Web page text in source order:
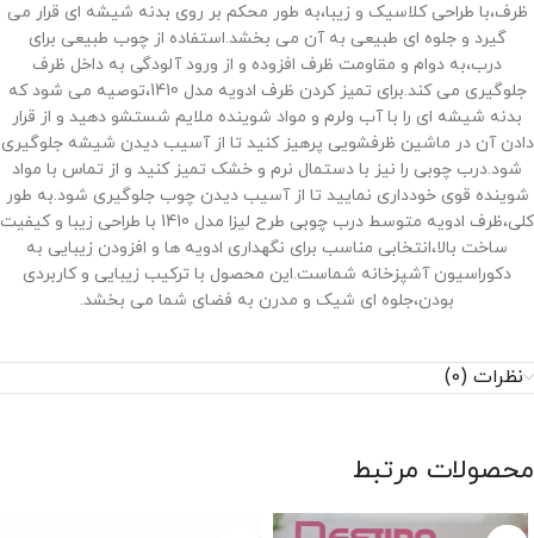
ظرف،با طراحی کلاسیک و زیبا،به طور محکم بر روی بدنه شیشه ‌ای قرار می
‌گیرد و جلوه ‌ای طبیعی به آن می ‌بخشد.استفاده از چوب طبیعی برای
درب،به دوام و مقاومت ظرف افزوده و از ورود آلودگی به داخل ظرف
جلوگیری می‌ کند.برای تمیز کردن ظرف ادویه مدل 1410،توصیه می ‌شود که
بدنه شیشه ‌ای را با آب ولرم و مواد شوینده ملایم شستشو دهید و از قرار
دادن آن در ماشین ظرفشویی پرهیز کنید تا از آسیب دیدن شیشه جلوگیری
شود.درب چوبی را نیز با دستمال نرم و خشک تمیز کنید و از تماس با مواد
شوینده قوی خودداری نمایید تا از آسیب دیدن چوب جلوگیری شود.به طور
کلی،ظرف ادویه متوسط درب چوبی طرح لیزا مدل 1410 با طراحی زیبا و کیفیت
ساخت بالا،انتخابی مناسب برای نگهداری ادویه ‌ها و افزودن زیبایی به
دکوراسیون آشپزخانه شماست.این محصول با ترکیب زیبایی و کاربردی
بودن،جلوه ‌ای شیک و مدرن به فضای شما می‌ بخشد.
نظرات (0)
محصولات مرتبط